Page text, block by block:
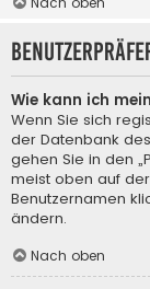
Wie kann ich
Wenn Sie sich
der Datenbank
gehen Sie in den
meist oben auf
Benutzernamen
ändern.
Nach oben